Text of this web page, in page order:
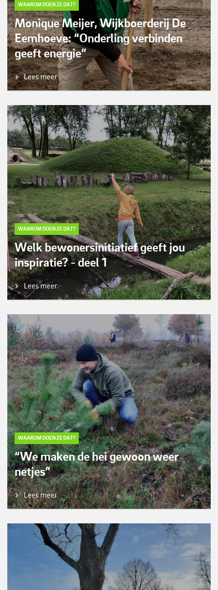
WAAROM DOEN ZE DAT?
Monique Meijer, Wijkboerderij De
Eemhoeve: “Onderling verbinden
geeft energie”
Lees meer
WAAROM DOEN ZE DAT?
Welk bewonersinitiatief geeft jou
inspiratie? - deel 1
Lees meer
WAAROM DOEN ZE DAT?
“We maken de hei gewoon weer
netjes”
Lees meer